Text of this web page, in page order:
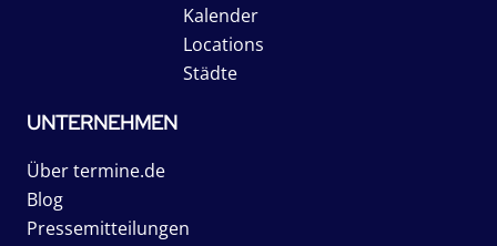
Kalender
Locations
Städte
UNTERNEHMEN
Über termine.de
Blog
Pressemitteilungen